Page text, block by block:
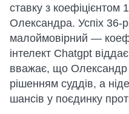
ставку з коефіцієнтом
Олександра. Успіх 36-
малоймовірний —
інтелект Chatgpt
вважає, що
рішенням суддів, а
шансів у поєдинку